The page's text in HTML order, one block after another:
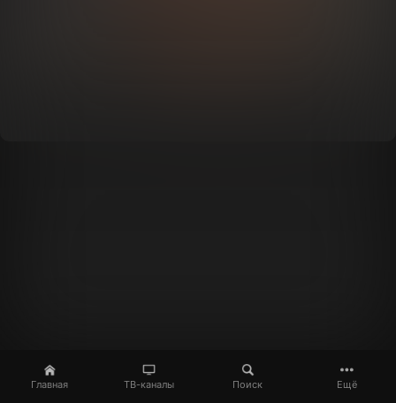
Главная ТВ-каналы Поиск Ещё